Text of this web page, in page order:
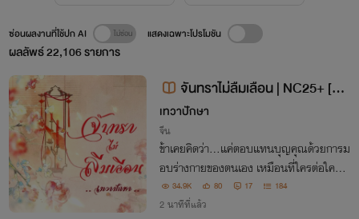
ผลลัพธ์22,106รายการ
ซ่อนผลงานที่ใช้ปก AI แสดงเฉพาะโปรโมชัน
จันทราไม่ลืมเลือน | NC25+ [มีอี
บุ้ค]
เทวาปักษา
จีน
ข้าเคยคิดว่า…แค่ตอบแทนบุญคุณด้วยการม
อบร่างกายของตนเอง เหมือนที่ใครต่อใครก็
ทำกัน ก็น่าจะเพียงพอแล้ว แต่ทำไม…ยิ่งเข้า
ใกล้เขา ข้ากลับยิ่งถอนตัวไม่ได้
34.9K 80 17 184
2 นาทีที่แล้ว